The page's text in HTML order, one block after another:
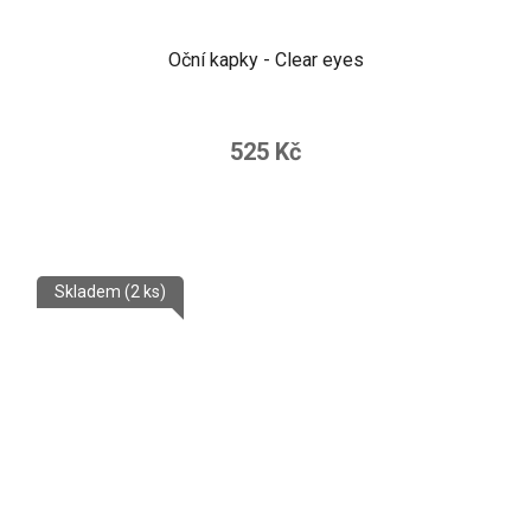
Oční kapky - Clear eyes
525 Kč
Skladem (2 ks)